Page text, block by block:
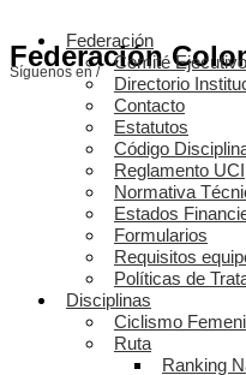
Federación
Síguenos en /
Federación
Comité Ejecutivo
Directorio
Contacto
Estatutos
Código
Reglamento UCI
Normativa
Estados
Formularios
Requisitos
Políticas de
Disciplinas
Ciclismo
Ruta
Ranking